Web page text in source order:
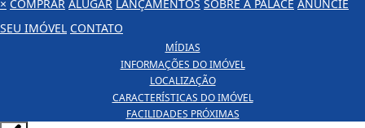
× COMPRAR ALUGAR LANÇAMENTOS SOBRE A PALACE ANUNCIE
SEU IMÓVEL CONTATO
MÍDIAS
INFORMAÇÕES DO IMÓVEL
LOCALIZAÇÃO
CARACTERÍSTICAS DO IMÓVEL
FACILIDADES PRÓXIMAS